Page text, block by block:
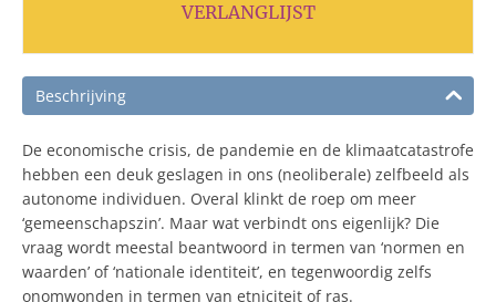
VERLANGLIJST
Beschrijving
De economische crisis, de pandemie en de klimaatcatastrofe
hebben een deuk geslagen in ons (neoliberale) zelfbeeld als
autonome individuen. Overal klinkt de roep om meer
‘gemeenschapszin’. Maar wat verbindt ons eigenlijk? Die
vraag wordt meestal beantwoord in termen van ‘normen en
waarden’ of ‘nationale identiteit’, en tegenwoordig zelfs
onomwonden in termen van etniciteit of ras.